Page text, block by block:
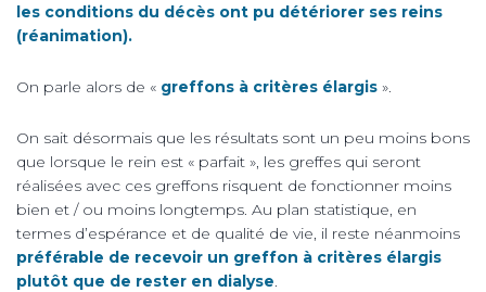
les conditions du décès ont pu détériorer ses reins
(réanimation).
On parle alors de « greffons à critères élargis ».
On sait désormais que les résultats sont un peu moins bons
que lorsque le rein est « parfait », les greffes qui seront
réalisées avec ces greffons risquent de fonctionner moins
bien et / ou moins longtemps. Au plan statistique, en
termes d’espérance et de qualité de vie, il reste néanmoins
préférable de recevoir un greffon à critères élargis
plutôt que de rester en dialyse.